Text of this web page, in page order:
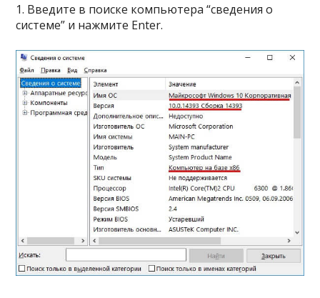
1. Введите в поиске компьютера “сведения о
системе” и нажмите Enter.